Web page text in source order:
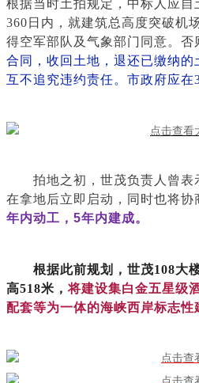
根据当时土拍规定，中标人应自
360日内，就建筑总高度突破机
得空军部队及气象部门同意。否
合同，收回土地，退还已缴纳
互不追究违约责任。市政府应在
拍地之初，世茂负责人曾
在拿地后立即启动，同时也将协
年内动工，5年内建成。
根据此前规划，世茂108大
高518米，将建设集白金五星级
配套等为一体的海峡西岸标志性